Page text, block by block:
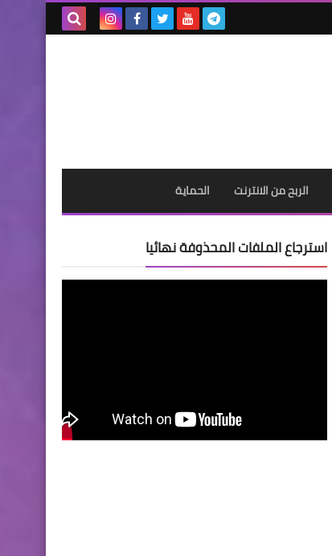
الربح من الانترنت الحماية
استرجاع الملفات المحذوفة نهائيا